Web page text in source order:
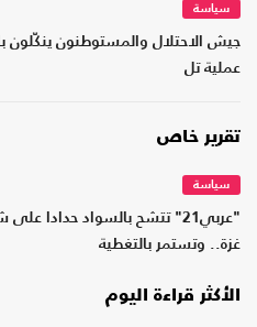
سياسة
جيش الاحتلال والمستوطنون ينكّلون
عملية تل
تقرير خاص
سياسة
"عربي21" تتشح بالسواد حدادا
غزة.. وتستمر بالتغطية
الأكثر قراءة اليوم